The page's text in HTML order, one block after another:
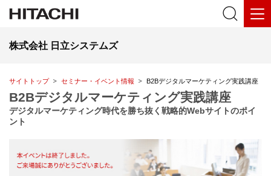
株式会社 日立システムズ
サイトトップ セミナー・イベント情報 B2Bデジタルマーケティング実践講座
B2Bデジタルマーケティング実践講座
デジタルマーケティング時代を勝ち抜く戦略的Webサイトのポイ
ント